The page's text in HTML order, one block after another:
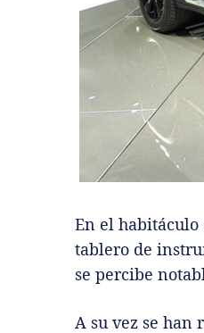
En el
tablero de
se percibe
A su vez se han